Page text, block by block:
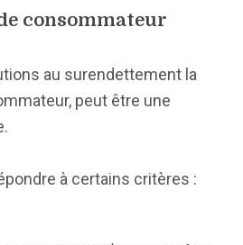
consommateur
au surendettement la
peut être une
à certains critères :